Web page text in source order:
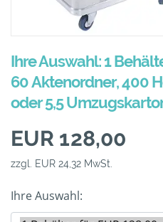
Ihre Auswahl: 1
60 Aktenordner, 400
oder 5,5
EUR 128,00
zzgl. EUR 24,32 MwSt.
Ihre Auswahl: